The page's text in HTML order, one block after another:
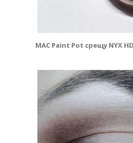
MAC Paint Pot срещу NYX